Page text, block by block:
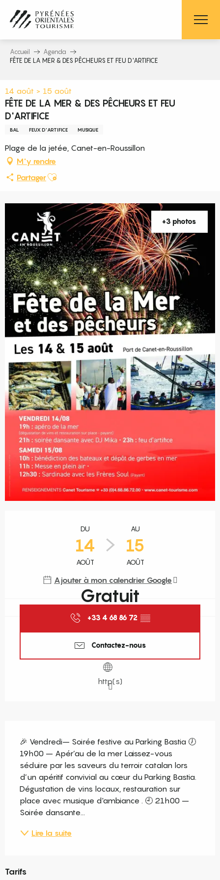
contenu
principal
Accueil
Agenda
FÊTE DE LA MER & DES PÊCHEURS ET FEU D'ARTIFICE
14 août > 15 août
FÊTE DE LA MER & DES PÊCHEURS ET FEU
D'ARTIFICE
BAL FEUX D'ARTIFICE MUSIQUE
Plage de la jetée, Canet-en-Roussillon
M'y rendre
PartagerAjouter aux favoris
+3 photos
DU
14
AOÛT
AU
15
AOÛT
Ajouter à mon calendrier Google
Gratuit
+33 4 68 86 72 ▒▒
Contactez-nous
http(s)
🎉 Vendredi– Soirée festive au Parking Bastia 🕖
19h00 – Apér’au de la mer Laissez-vous
séduire par les saveurs du terroir catalan lors
d’un apéritif convivial au cœur du Parking Bastia.
Dégustation de vins locaux, restauration sur
place avec musique d'ambiance . 🕘 21h00 –
Soirée dansante...
Lire la suite
Tarifs